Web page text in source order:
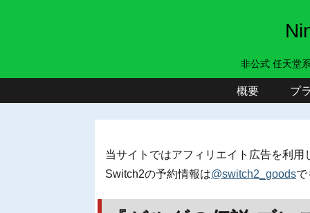
非公式 任天堂
概要 プ
当サイトではアフィリエイト広告を利用
Switch2の予約情報は@switch2_goodsで